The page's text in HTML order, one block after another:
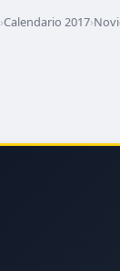
›Calendario 2017›